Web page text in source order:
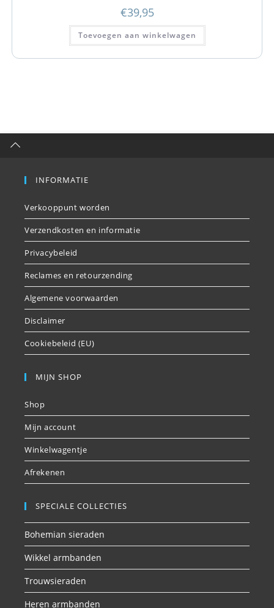
€39,95
Toevoegen aan winkelwagen
INFORMATIE
Verkooppunt worden
Verzendkosten en informatie
Privacybeleid
Reclames en retourzending
Algemene voorwaarden
Disclaimer
Cookiebeleid (EU)
MIJN SHOP
Shop
Mijn account
Winkelwagentje
Afrekenen
SPECIALE COLLECTIES
Bohemian sieraden
Wikkel armbanden
Trouwsieraden
Heren armbanden